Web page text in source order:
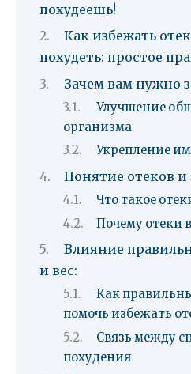
похудеешь!
Как избежать
похудеть: простое
Зачем вам нужно
Улучшение
организма
Укрепление
Понятие отеков
Что такое
Почему отеки
Влияние
и вес:
Как
помочь избежать
Связь между
похудения